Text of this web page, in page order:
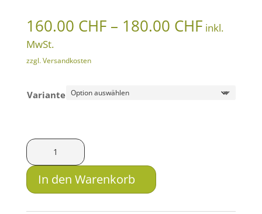
160.00 CHF – 180.00 CHF inkl.
MwSt.
zzgl. Versandkosten
Variante
Roedale
Mündungsbremse
Deltabrake
1/2"x28
In den Warenkorb